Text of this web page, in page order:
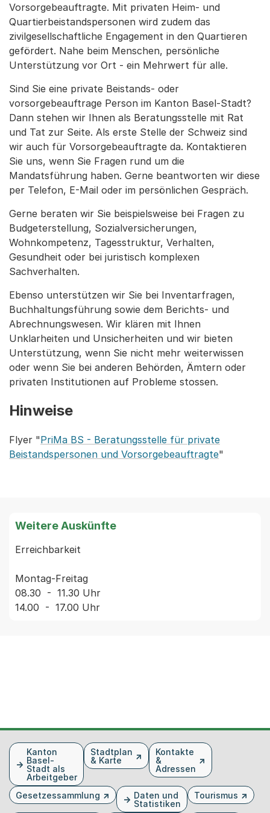
Vorsorgebeauftragte. Mit privaten Heim- und
Quartierbeistandspersonen wird zudem das
zivilgesellschaftliche Engagement in den Quartieren
gefördert. Nahe beim Menschen, persönliche
Unterstützung vor Ort - ein Mehrwert für alle.
Sind Sie eine private Beistands- oder
vorsorgebeauftrage Person im Kanton Basel-Stadt?
Dann stehen wir Ihnen als Beratungsstelle mit Rat
und Tat zur Seite. Als erste Stelle der Schweiz sind
wir auch für Vorsorgebeauftragte da. Kontaktieren
Sie uns, wenn Sie Fragen rund um die
Mandatsführung haben. Gerne beantworten wir diese
per Telefon, E-Mail oder im persönlichen Gespräch.
Gerne beraten wir Sie beispielsweise bei Fragen zu
Budgeterstellung, Sozialversicherungen,
Wohnkompetenz, Tagesstruktur, Verhalten,
Gesundheit oder bei juristisch komplexen
Sachverhalten.
Ebenso unterstützen wir Sie bei Inventarfragen,
Buchhaltungsführung sowie dem Berichts- und
Abrechnungswesen. Wir klären mit Ihnen
Unklarheiten und Unsicherheiten und wir bieten
Unterstützung, wenn Sie nicht mehr weiterwissen
oder wenn Sie bei anderen Behörden, Ämtern oder
privaten Institutionen auf Probleme stossen.
Hinweise
Flyer "PriMa BS - Beratungsstelle für private
Beistandspersonen und Vorsorgebeauftragte"
Weitere Auskünfte
Erreichbarkeit
Montag-Freitag
08.30  -  11.30 Uhr
FusszeileKanton
Basel-
Stadt als
Arbeitgeber
Stadtplan
& Karte
Kontakte
&
Adressen
Gesetzessammlung
Daten und
Statistiken
Tourismus